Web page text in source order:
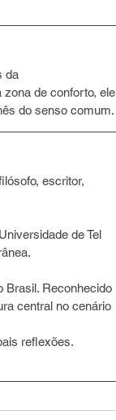
da
de conforto, ele
do senso comum.
escritor,
de Tel
Brasil. Reconhecido
central no cenário
reflexões.